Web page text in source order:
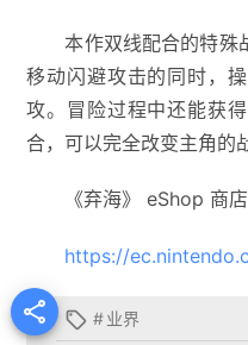
本作双线配合的特殊
移动闪避攻击的同时，
攻。冒险过程中还能获
合，可以完全改变主角的
《弃海》 eShop 商店
https://
  #业界